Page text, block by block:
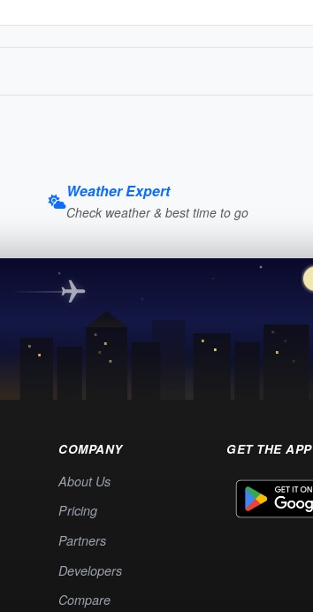
Weather Expert
Check weather & best time to go
COMPANY
About Us
Pricing
Partners
Developers
Compare
GET THE APP